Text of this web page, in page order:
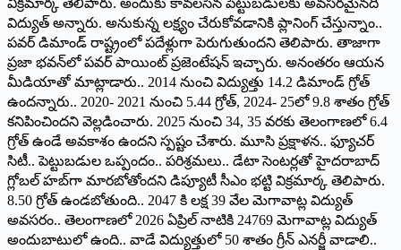
విద్యుత్‌ అన్నారు. అనుకున్న లక్ష్యం చేరుకోవడానికి ప్లానింగ్‌ ‌చేస్తున్నాం..
పవర్‌ ‌డిమాండ్‌ ‌రాష్ట్రంలో పదేళ్లుగా పెరుగుతుందని తెలిపారు. తాజాగా
ప్రజా భవన్‌లో పవర్‌ ‌పాయింట్‌ ‌ప్రజెంటేషన్‌ ఇచ్చారు. అనంతరం ఆయన
మీడియాతో మాట్లాడారు.. 2014 నుంచి విద్యుత్తు 14.2 డిమాండ్‌ ‌గ్రోత్‌
ఉం‌దన్నారు.. 2020- 2021 నుంచి 5.44 గ్రోత్‌, 2024- 25‌లో 9.8 శాతం గ్రోత్‌
‌కనిపించిందని వెల్లడించారు. 2025 నుంచి 34, 35 వరకు తెలంగాణలో 6.4
గ్రోత్‌ ఉం‌డే అవకాశం ఉందని స్పష్టం చేశారు. మూసి ప్రక్షాళన.. ఫ్యూచర్‌
‌సిటీ.. పెట్టుబడుల ఒప్పందం.. పరిశ్రమలు.. డేటా సెంటర్లతో హైదరాబాద్‌
‌గ్లోబల్‌ ‌హబ్‌గా మారబోతోందని డిప్యూటీ సీఎం భట్టి విక్రమార్క తెలిపారు.
8.50 గ్రోత్‌ ఉం‌డబోతుంది.. 2047 కి లక్ష 39 వేల మెగావాట్ల విద్యుత్‌
అవసరం.. తెలంగాణలో 2026 ఏప్రిల్‌ ‌నాటికి 24769 మెగావాట్ల విద్యుత్‌
అం‌దుబాటులో ఉంది.. వాడే విద్యుత్తులో 50 శాతం గ్రీన్‌ ఎనర్జీ వాడాలి..